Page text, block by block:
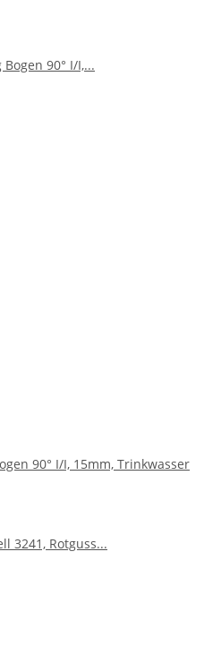
90° I/I, 15mm, Trinkwasser